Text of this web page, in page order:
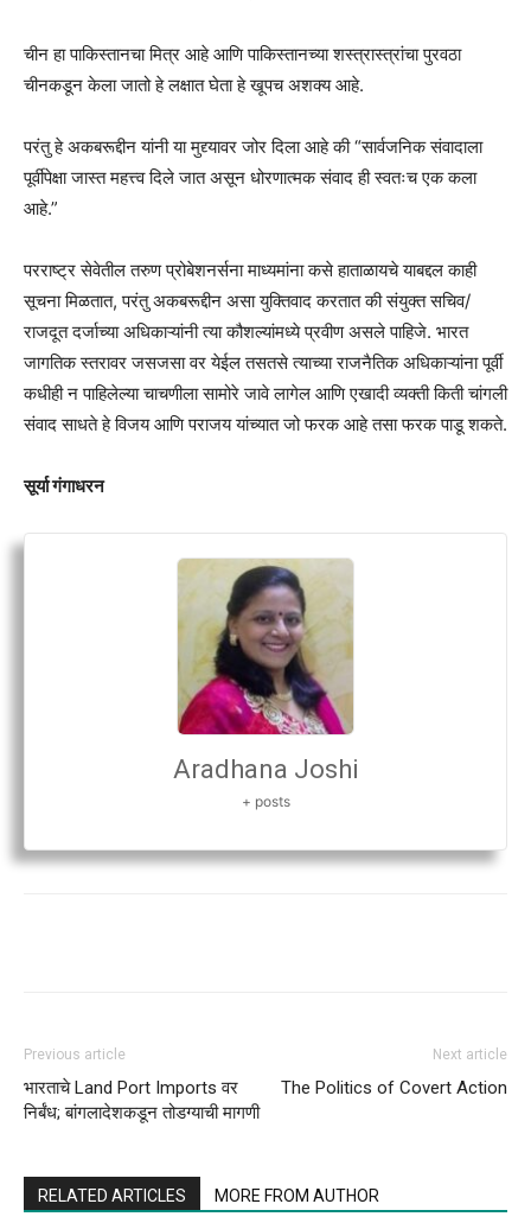
चीन हा पाकिस्तानचा मित्र आहे आणि पाकिस्तानच्या शस्त्रास्त्रांचा पुरवठा
चीनकडून केला जातो हे लक्षात घेता हे खूपच अशक्य आहे.
परंतु हे अकबरूद्दीन यांनी या मुद्द्यावर जोर दिला आहे की “सार्वजनिक संवादाला
पूर्वीपेक्षा जास्त महत्त्व दिले जात असून धोरणात्मक संवाद ही स्वतःच एक कला
आहे.”
परराष्ट्र सेवेतील तरुण प्रोबेशनर्सना माध्यमांना कसे हाताळायचे याबद्दल काही
सूचना मिळतात, परंतु अकबरूद्दीन असा युक्तिवाद करतात की संयुक्त सचिव/
राजदूत दर्जाच्या अधिकाऱ्यांनी त्या कौशल्यांमध्ये प्रवीण असले पाहिजे. भारत
जागतिक स्तरावर जसजसा वर येईल तसतसे त्याच्या राजनैतिक अधिकाऱ्यांना पूर्वी
कधीही न पाहिलेल्या चाचणीला सामोरे जावे लागेल आणि एखादी व्यक्ती किती चांगली
संवाद साधते हे विजय आणि पराजय यांच्यात जो फरक आहे तसा फरक पाडू शकते.
सूर्या गंगाधरन
Aradhana Joshi
+ posts
Previous article
भारताचे Land Port Imports वर
निर्बंध; बांगलादेशकडून तोडग्याची मागणी
Next article
The Politics of Covert Action
RELATED ARTICLES MORE FROM AUTHOR